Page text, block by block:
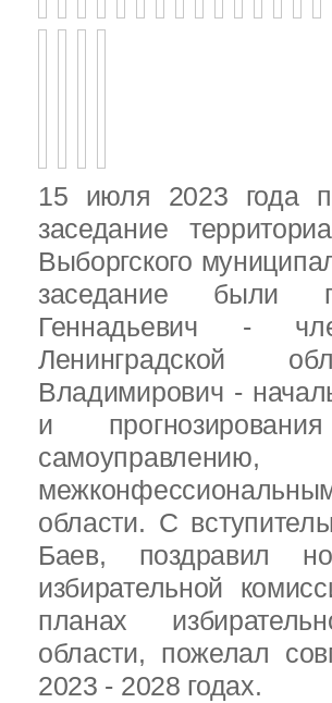
15 июля 2023 года
заседание
Выборгского
заседание были
Геннадьевич -
Ленинградской
Владимирович -
и
области. С
Баев, поздравил
избирательной
планах
области, пожелал
2023 - 2028 годах.